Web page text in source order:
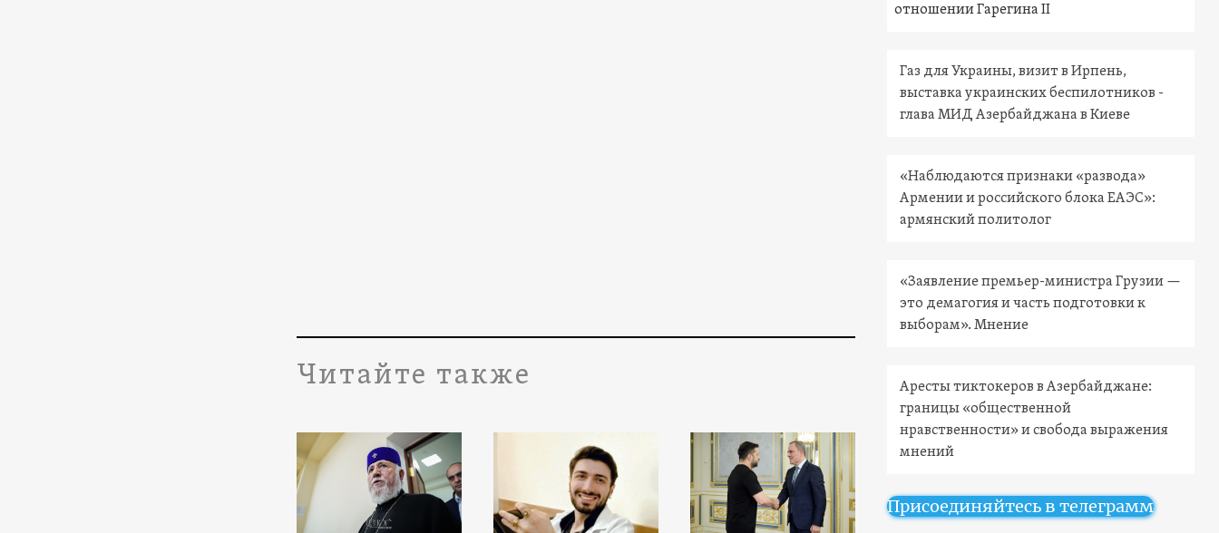
Читайте также
отношении Гарегина II
Газ для Украины, визит в Ирпень,
выставка украинских беспилотников -
глава МИД Азербайджана в Киеве
«Наблюдаются признаки «развода»
Армении и российского блока ЕАЭС»:
армянский политолог
«Заявление премьер-министра Грузии —
это демагогия и часть подготовки к
выборам». Мнение
Аресты тиктокеров в Азербайджане:
границы «общественной
нравственности» и свобода выражения
мнений
Присоединяйтесь в телеграмм